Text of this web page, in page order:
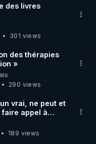
des livres
301 views
des thérapies
»
290 views
vrai, ne peut et
appel à
artificielle
189 views